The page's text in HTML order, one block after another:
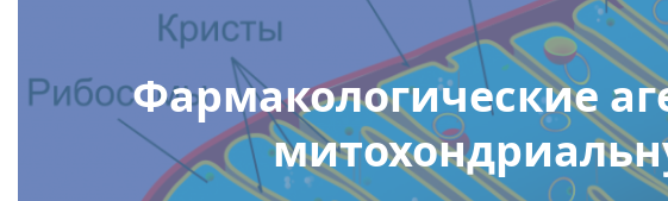
Фармакологические